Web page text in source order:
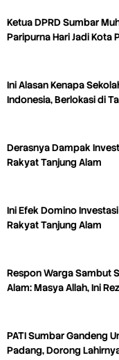
Ketua DPRD Sumbar
Paripurna Hari Jadi Kota
Ini Alasan Kenapa
Indonesia, Berlokasi di
Derasnya Dampak
Rakyat Tanjung Alam
Ini Efek Domino
Rakyat Tanjung Alam
Respon Warga Sambut
Alam: Masya Allah, Ini
PATI Sumbar Gandeng
Padang, Dorong